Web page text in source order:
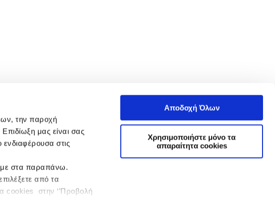
την παροχή
μας είναι σας
ενδιαφέρουσα στις
στα παραπάνω.
από τα
cookies στην ‘’Προβολή
Αποδοχή Όλων
Χρησιμοποιήστε μόνο τα
απαραίτητα cookies